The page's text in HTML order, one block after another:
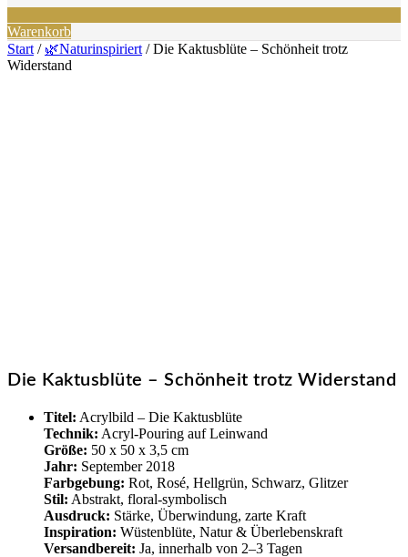
Warenkorb
Start / 🌿Naturinspiriert / Die Kaktusblüte – Schönheit trotz
Widerstand
Die Kaktusblüte – Schönheit trotz Widerstand
Titel: Acrylbild – Die Kaktusblüte
Technik: Acryl-Pouring auf Leinwand
Größe: 50 x 50 x 3,5 cm
Jahr: September 2018
Farbgebung: Rot, Rosé, Hellgrün, Schwarz, Glitzer
Stil: Abstrakt, floral-symbolisch
Ausdruck: Stärke, Überwindung, zarte Kraft
Inspiration: Wüstenblüte, Natur & Überlebenskraft
Versandbereit: Ja, innerhalb von 2–3 Tagen